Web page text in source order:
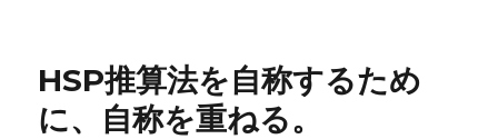
HSP推算法を自称するため
に、自称を重ねる。